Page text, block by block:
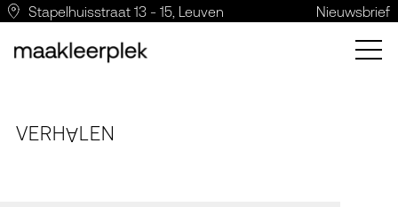
Stapelhuisstraat 13 - 15, Leuven Nieuwsbrief
VERHALEN